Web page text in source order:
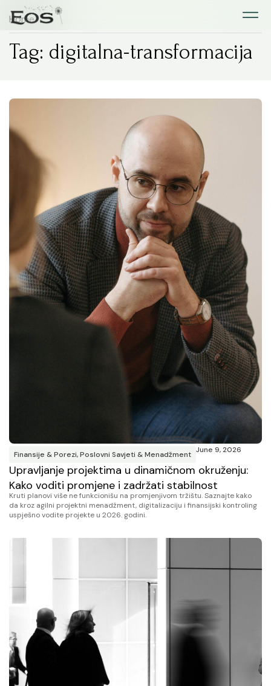
Home
Tag: digitalna-transformacija
Finansije & Porezi,Poslovni Savjeti & Menadžment June 9, 2026
Upravljanje projektima u dinamičnom okruženju:
Kako voditi promjene i zadržati stabilnost
Kruti planovi više ne funkcionišu na promjenjivom tržištu. Saznajte kako
da kroz agilni projektni menadžment, digitalizaciju i finansijski kontroling
uspješno vodite projekte u 2026. godini.